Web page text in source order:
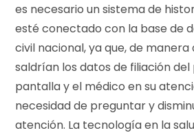
es necesario un sistema de
esté conectado con la base de
civil nacional, ya que, de
saldrían los datos de filiación
pantalla y el médico en su
necesidad de preguntar y
atención. La tecnología en la